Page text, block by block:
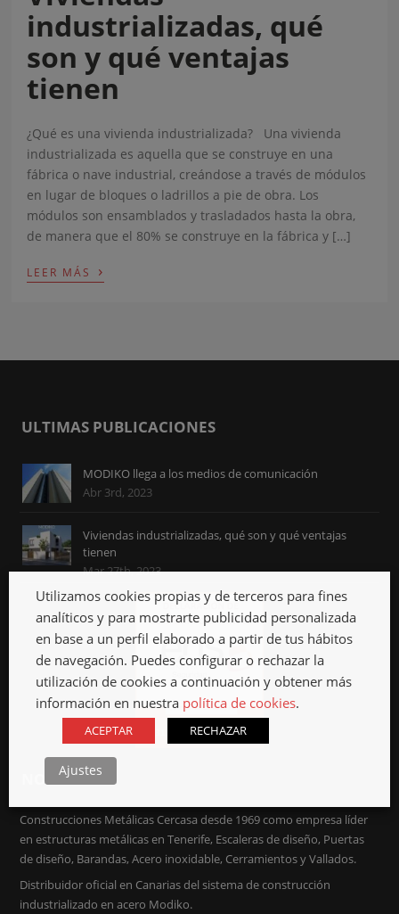
industrializadas, qué
son y qué ventajas
tienen
¿Qué es una vivienda industrializada? Una vivienda
industrializada es aquella que se construye en una
fábrica o nave industrial, creándose a través de módulos
en lugar de bloques o ladrillos a pie de obra. Los
módulos son ensamblados y trasladados hasta la obra,
de manera que el 80% se construye en la fábrica y […]
LEER MÁS ›
ULTIMAS PUBLICACIONES
MODIKO llega a los medios de comunicación
Abr 3rd, 2023
Viviendas industrializadas, qué son y qué ventajas
tienen
Mar 27th, 2023
NOSOTROS
Construcciones Metálicas Cercasa desde 1969 como empresa líder
en estructuras metálicas en Tenerife, Escaleras de diseño, Puertas
de diseño, Barandas, Acero inoxidable, Cerramientos y Vallados.
Distribuidor oficial en Canarias del sistema de construcción
industrializado en acero Modiko.
Utilizamos cookies propias y de terceros para fines
analíticos y para mostrarte publicidad personalizada
en base a un perfil elaborado a partir de tus hábitos
de navegación. Puedes configurar o rechazar la
utilización de cookies a continuación y obtener más
información en nuestra política de cookies.
ACEPTAR RECHAZAR
Ajustes